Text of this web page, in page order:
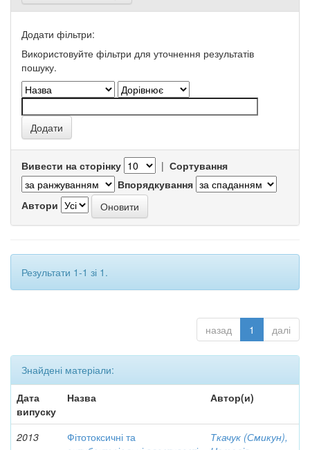
Додати фільтри:
Використовуйте фільтри для уточнення результатів
пошуку.
Вивести на сторінку | Сортування
Впорядкування
Автори
Результати 1-1 зі 1.
назад 1 далі
Знайдені матеріали:
Дата
випуску
Назва Автор(и)
2013
Фітотоксичні та
Ткачук (Смикун),